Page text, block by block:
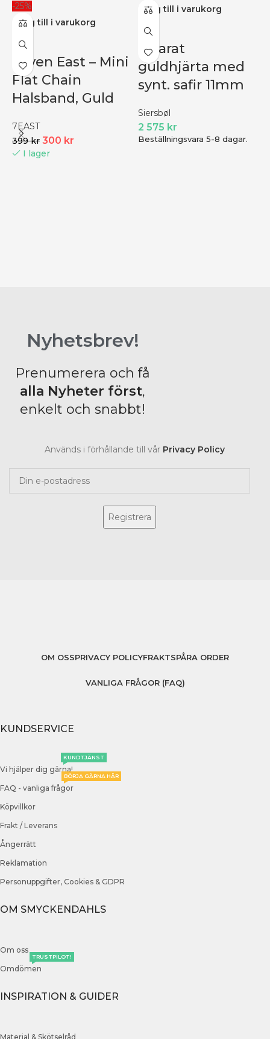
-25%
Lägg till i varukorg
Seven East – Mini
Flat Chain
Halsband, Guld
7EAST
399kr 300 kr
I lager
Lägg till i varukorg
8 karat
guldhjärta med
synt. safir 11mm
Siersbøl
2 575 kr
Beställningsvara 5-8 dagar.
Nyhetsbrev!
Prenumerera och få
alla Nyheter först,
enkelt och snabbt!
Används i förhållande till vår Privacy Policy
OM OSSPRIVACY POLICYFRAKTSPÅRA ORDER
VANLIGA FRÅGOR (FAQ)
KUNDSERVICE
Vi hjälper dig gärna!
KUNDTJÄNST
FAQ - vanliga frågor
BÖRJA GÄRNA HÄR
Köpvillkor
Frakt / Leverans
Ångerrätt
Reklamation
Personuppgifter, Cookies & GDPR
OM SMYCKENDAHLS
Om oss
Omdömen
TRUSTPILOT!
INSPIRATION & GUIDER
Material & Skötselråd